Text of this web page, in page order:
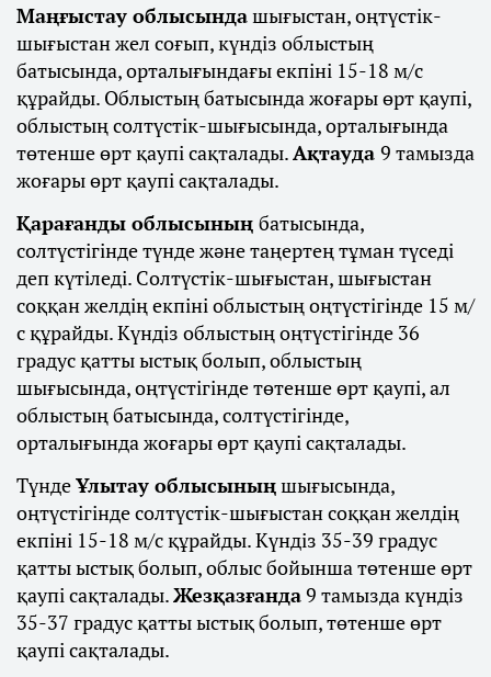
Маңғыстау облысындашығыстан, оңтүстік-
шығыстан жел соғып, күндіз облыстың
батысында, орталығындағы екпіні 15-18 м/с
құрайды. Облыстың батысында жоғары өрт қаупі,
облыстың солтүстік-шығысында, орталығында
төтенше өрт қаупі сақталады.Ақтауда 9 тамызда
жоғары өрт қаупі сақталады.
Қарағанды облысының батысында,
солтүстігінде түнде және таңертең тұман түседі
деп күтіледі. Солтүстік-шығыстан, шығыстан
соққан желдің екпіні облыстың оңтүстігінде 15 м/
с құрайды. Күндіз облыстың оңтүстігінде 36
градус қатты ыстық болып, облыстың
шығысында, оңтүстігінде төтенше өрт қаупі, ал
облыстың батысында, солтүстігінде,
орталығында жоғары өрт қаупі сақталады.
ТүндеҰлытау облысыныңшығысында,
оңтүстігінде солтүстік-шығыстан соққан желдің
екпіні 15-18 м/с құрайды. Күндіз 35-39 градус
қатты ыстық болып, облыс бойынша төтенше өрт
қаупі сақталады.Жезқазғанда9 тамызда күндіз
35-37 градус қатты ыстық болып, төтенше өрт
қаупі сақталады.